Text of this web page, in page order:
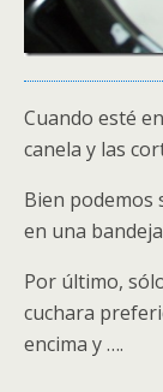
Cuando esté
canela y las
Bien podemos
en una
Por último,
cuchara
encima y ….